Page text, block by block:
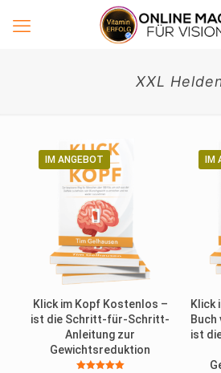
XXL
IM ANGEBOT
Klick im Kopf Kostenlos –
ist die Schritt-für-Schritt-
Anleitung zur
Gewichtsreduktion
IM
Klick
Buch
ist